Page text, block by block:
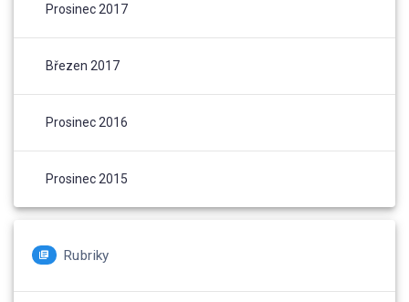
Prosinec 2017
Březen 2017
Prosinec 2016
Prosinec 2015
Rubriky